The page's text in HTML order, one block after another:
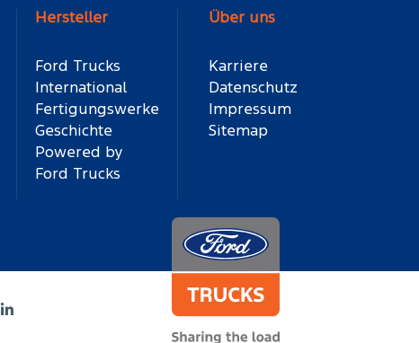
Hersteller
Ford Trucks
International
Fertigungswerke
Geschichte
Powered by
Ford Trucks
Über uns
Karriere
Datenschutz
Impressum
Sitemap